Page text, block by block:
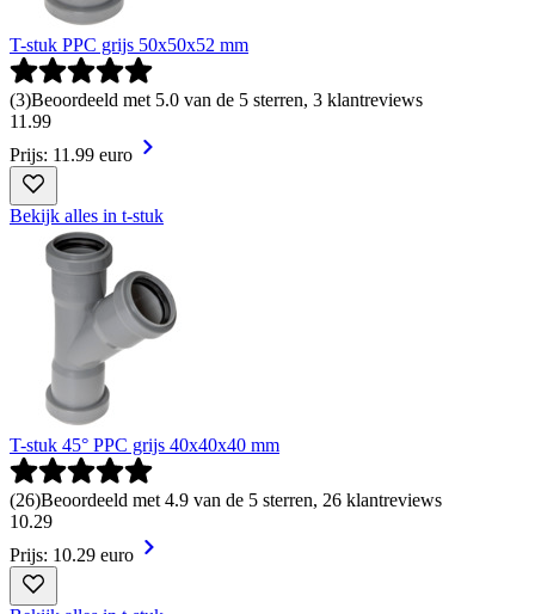
T-stuk PPC grijs 50x50x52 mm
(3)Beoordeeld met 5.0 van de 5 sterren, 3 klantreviews
11 .99
Prijs: 11.99 euro
Bekijk alles in t-stuk
T-stuk 45° PPC grijs 40x40x40 mm
(26)Beoordeeld met 4.9 van de 5 sterren, 26 klantreviews
10.29
Prijs: 10.29 euro